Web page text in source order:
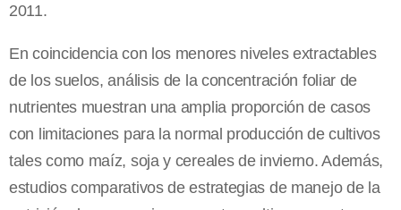
2011.
En coincidencia con los menores niveles extractables
de los suelos, análisis de la concentración foliar de
nutrientes muestran una amplia proporción de casos
con limitaciones para la normal producción de cultivos
tales como maíz, soja y cereales de invierno. Además,
estudios comparativos de estrategias de manejo de la